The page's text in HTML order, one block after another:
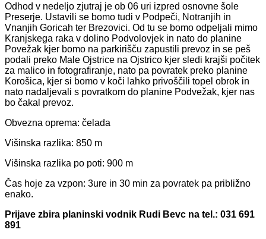
Odhod v nedeljo zjutraj je ob 06 uri izpred osnovne šole
Preserje. Ustavili se bomo tudi v Podpeči, Notranjih in
Vnanjih Goricah ter Brezovici. Od tu se bomo odpeljali mimo
Kranjskega raka v dolino Podvolovjek in nato do planine
Povežak kjer bomo na parkirišču zapustili prevoz in se peš
podali preko Male Ojstrice na Ojstrico kjer sledi krajši počitek
za malico in fotografiranje, nato pa povratek preko planine
Korošica, kjer si bomo v koči lahko privoščili topel obrok in
nato nadaljevali s povratkom do planine Podvežak, kjer nas
bo čakal prevoz.
Obvezna oprema: čelada
Višinska razlika: 850 m
Višinska razlika po poti: 900 m
Čas hoje za vzpon: 3ure in 30 min za povratek pa približno
enako.
Prijave zbira planinski vodnik Rudi Bevc na tel.: 031 691
891